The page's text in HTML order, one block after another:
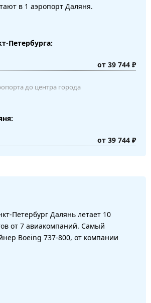
в 1 аэропорт Даляня.
Петербурга:
от 39 744 ₽
до центра города
от 39 744 ₽
Петербург Далянь летает 10
от 7 авиакомпаний. Самый
Boeing 737-800, от компании